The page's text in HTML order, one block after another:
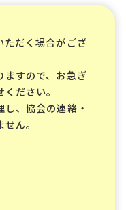
ただく場合がござ
ますので、お急ぎ
ださい。
、協会の連絡・
ん。